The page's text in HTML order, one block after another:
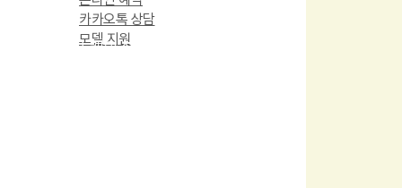
카카오톡 상담
모델 지원
유사 케이스 찾기